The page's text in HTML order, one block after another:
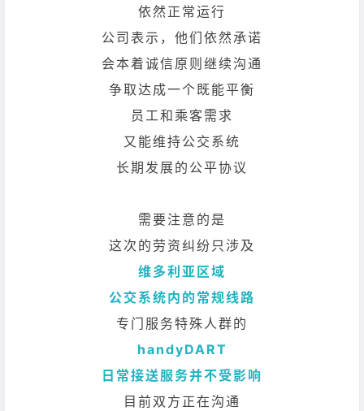
依然正常运行
公司表示，他们依然承诺
会本着诚信原则继续沟通
争取达成一个既能平衡
员工和乘客需求
又能维持公交系统
长期发展的公平协议
需要注意的是
这次的劳资纠纷只涉及
维多利亚区域
公交系统内的常规线路
专门服务特殊人群的
handyDART
日常接送服务并不受影响
目前双方正在沟通